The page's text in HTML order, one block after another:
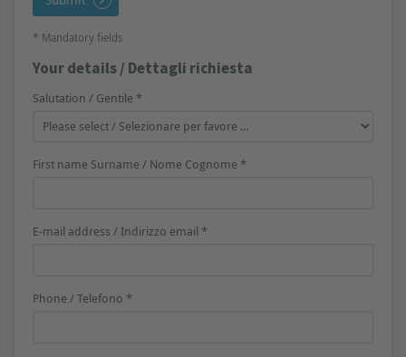
* Mandatory fields
Your details / Dettagli richiesta
Salutation / Gentile *
First name Surname / Nome Cognome *
E-mail address / Indirizzo email *
Phone / Telefono *